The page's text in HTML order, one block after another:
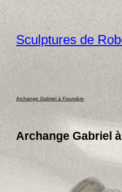
Aller
auSculptures de
Archange Gabriel à Fourvière
Archange Gabriel